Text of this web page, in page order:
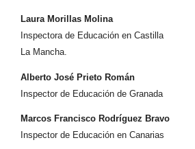
Laura Morillas Molina
Inspectora de Educación en Castilla
La Mancha.
Alberto José Prieto Román
Inspector de Educación de Granada
Marcos Francisco Rodríguez Bravo
Inspector de Educación en Canarias